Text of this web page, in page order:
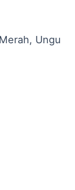
Ungu